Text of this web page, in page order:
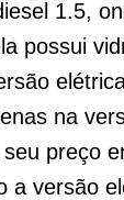
1.5,
possui
na
preço
a versão